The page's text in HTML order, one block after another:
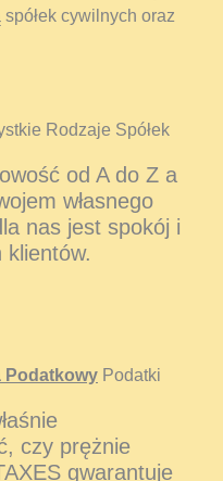
cywilnych oraz
Rodzaje Spółek
od A do Z a
własnego
nas jest spokój i
klientów.
Podatkowy Podatki
czy prężnie
gwarantuje